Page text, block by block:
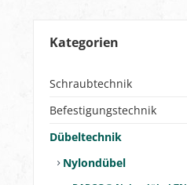
Kategorien
Schraubtechnik
Befestigungstechnik
Dübeltechnik
Nylondübel